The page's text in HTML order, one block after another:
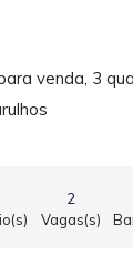
venda, 3
2
Vagas(s)